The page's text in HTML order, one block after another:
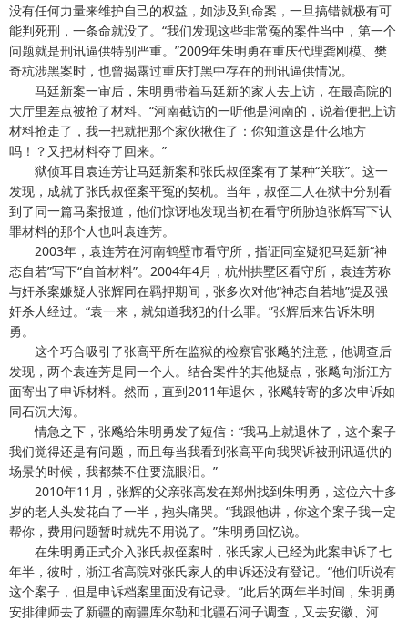
没有任何力量来维护自己的权益，如涉及到命案，一旦搞错就极有可
能判死刑，一条命就没了。“我们发现这些非常冤的案件当中，第一个
问题就是刑讯逼供特别严重。”2009年朱明勇在重庆代理龚刚模、樊
奇杭涉黑案时，也曾揭露过重庆打黑中存在的刑讯逼供情况。
马廷新案一审后，朱明勇带着马廷新的家人去上访，在最高院的
大厅里差点被抢了材料。“河南截访的一听他是河南的，说着便把上访
材料抢走了，我一把就把那个家伙揪住了：你知道这是什么地方
吗！？又把材料夺了回来。”
狱侦耳目袁连芳让马廷新案和张氏叔侄案有了某种“关联”。这一
发现，成就了张氏叔侄案平冤的契机。当年，叔侄二人在狱中分别看
到了同一篇马案报道，他们惊讶地发现当初在看守所胁迫张辉写下认
罪材料的那个人也叫袁连芳。
2003年，袁连芳在河南鹤壁市看守所，指证同室疑犯马廷新“神
态自若”写下“自首材料”。2004年4月，杭州拱墅区看守所，袁连芳称
与奸杀案嫌疑人张辉同在羁押期间，张多次对他“神态自若地”提及强
奸杀人经过。“袁一来，就知道我犯的什么罪。”张辉后来告诉朱明
勇。
这个巧合吸引了张高平所在监狱的检察官张飚的注意，他调查后
发现，两个袁连芳是同一个人。结合案件的其他疑点，张飚向浙江方
面寄出了申诉材料。然而，直到2011年退休，张飚转寄的多次申诉如
同石沉大海。
情急之下，张飚给朱明勇发了短信：“我马上就退休了，这个案子
我们觉得还是有问题，而且每当我看到张高平向我哭诉被刑讯逼供的
场景的时候，我都禁不住要流眼泪。”
2010年11月，张辉的父亲张高发在郑州找到朱明勇，这位六十多
岁的老人头发花白了一半，抱头痛哭。“我跟他讲，你这个案子我一定
帮你，费用问题暂时就先不用说了。”朱明勇回忆说。
在朱明勇正式介入张氏叔侄案时，张氏家人已经为此案申诉了七
年半，彼时，浙江省高院对张氏家人的申诉还没有登记。“他们听说有
这个案子，但是申诉档案里面没有记录。”此后的两年半时间，朱明勇
安排律师去了新疆的南疆库尔勒和北疆石河子调查，又去安徽、河